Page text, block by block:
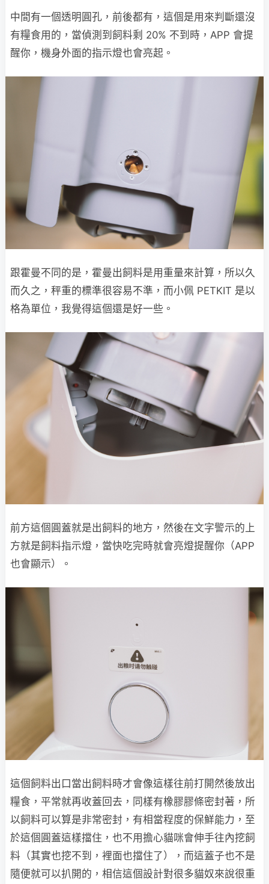
中間有一個透明圓孔，前後都有，這個是用來判斷還沒
有糧食用的，當偵測到飼料剩 20% 不到時，APP 會提
醒你，機身外面的指示燈也會亮起。
跟霍曼不同的是，霍曼出飼料是用重量來計算，所以久
而久之，秤重的標準很容易不準，而小佩 PETKIT 是以
格為單位，我覺得這個還是好一些。
前方這個圓蓋就是出飼料的地方，然後在文字警示的上
方就是飼料指示燈，當快吃完時就會亮燈提醒你（APP
也會顯示）。
這個飼料出口當出飼料時才會像這樣往前打開然後放出
糧食，平常就再收蓋回去，同樣有橡膠膠條密封著，所
以飼料可以算是非常密封，有相當程度的保鮮能力，至
於這個圓蓋這樣擋住，也不用擔心貓咪會伸手往內挖飼
料（其實也挖不到，裡面也擋住了），而這蓋子也不是
隨便就可以扒開的，相信這個設計對很多貓奴來說很重